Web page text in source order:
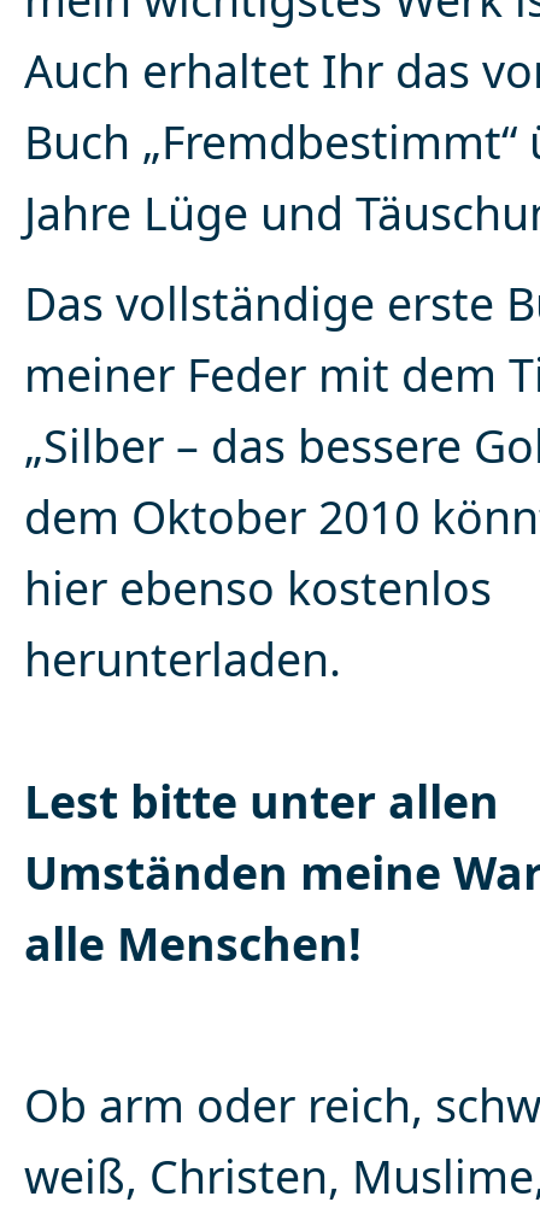
Auch erhaltet Ihr das
Buch „Fremdbestimmt“
Jahre Lüge und
Das vollständige erste
meiner Feder mit dem
„Silber – das bessere
dem Oktober 2010
hier ebenso kostenlos
herunterladen.
Lest bitte unter allen
Umständen meine
alle Menschen!
Ob arm oder reich,
weiß, Christen,